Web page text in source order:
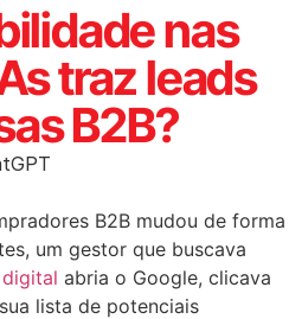
nas
traz leads
B2B?
B2B mudou de forma
um gestor que buscava
abria o Google, clicava
lista de potenciais